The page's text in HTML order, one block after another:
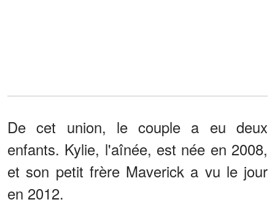
De cet union, le couple a eu deux
enfants. Kylie, l'aînée, est née en 2008,
et son petit frère Maverick a vu le jour
en 2012.